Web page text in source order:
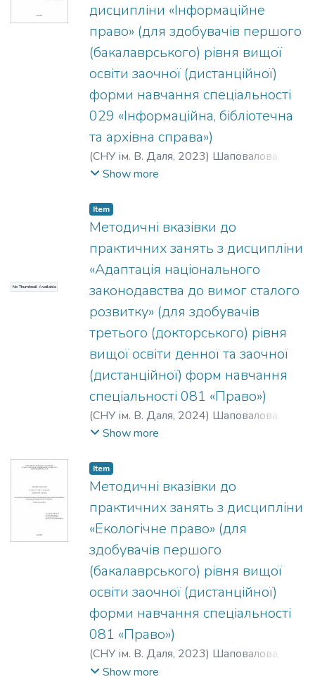
дисципліни «Інформаційне
право» (для здобувачів першого
(бакалаврського) рівня вищої
освіти заочної (дистанційної)
форми навчання спеціальності
029 «Інформаційна, бібліотечна
та архівна справа»)
(СНУ ім. В. Даля, 2023) Шаповалова, О.
В. ;Терещенко, С. В.
Show more
No Thumbnail Available
Item
Методичні вказівки до
практичних занять з дисципліни
«Адаптація національного
законодавства до вимог сталого
розвитку» (для здобувачів
третього (докторського) рівня
вищої освіти денної та заочної
(дистанційної) форм навчання
спеціальності 081 «Право»)
(СНУ ім. В. Даля, 2024) Шаповалова, О.
В. Show more
Item
Методичні вказівки до
практичних занять з дисципліни
«Екологічне право» (для
здобувачів першого
(бакалаврського) рівня вищої
освіти заочної (дистанційної)
форми навчання спеціальності
081 «Право»)
(СНУ ім. В. Даля, 2023) Шаповалова, О.
В. ;Мартинова, Л. В.
Show more